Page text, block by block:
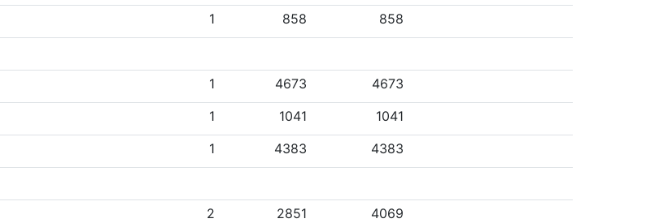
1 858 858
1 4673 4673
1 1041 1041
1 4383 4383
2 2851 4069